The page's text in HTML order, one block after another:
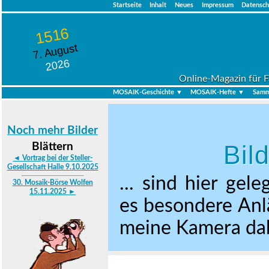
Startseite Inhalt Neues Impressum
1516
7. August
2026
Online-Magazin für
MOSAIK-Geschichte ▼ MOSAIK-Hefte ▼
Noch mehr Bilder
Blättern
◄ Vortrag bei der Steller-
Gesellschaft Halle 9.10.2025
30. Mosaik-Börse Wolfen
15.11.2025 ►
... sind hier
es besondere
meine Kamera